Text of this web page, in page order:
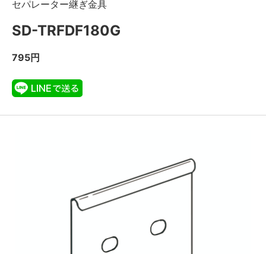
セパレーター継ぎ金具
SD-TRFDF180G
795円